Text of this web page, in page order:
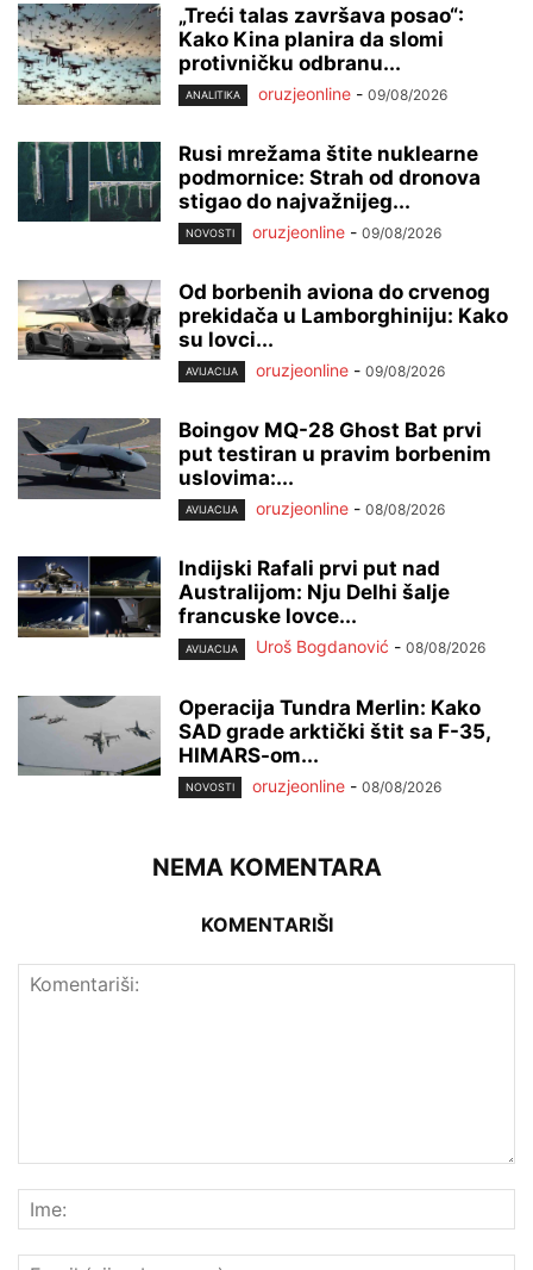
„Treći talas završava posao“:
Kako Kina planira da slomi
protivničku odbranu...
ANALITIKA oruzjeonline - 09/08/2026
Rusi mrežama štite nuklearne
podmornice: Strah od dronova
stigao do najvažnijeg...
NOVOSTI oruzjeonline - 09/08/2026
Od borbenih aviona do crvenog
prekidača u Lamborghiniju: Kako
su lovci...
AVIJACIJA oruzjeonline - 09/08/2026
Boingov MQ-28 Ghost Bat prvi
put testiran u pravim borbenim
uslovima:...
AVIJACIJA oruzjeonline - 08/08/2026
Indijski Rafali prvi put nad
Australijom: Nju Delhi šalje
francuske lovce...
AVIJACIJA Uroš Bogdanović - 08/08/2026
Operacija Tundra Merlin: Kako
SAD grade arktički štit sa F-35,
HIMARS-om...
NOVOSTI oruzjeonline - 08/08/2026
NEMA KOMENTARA
KOMENTARIŠI